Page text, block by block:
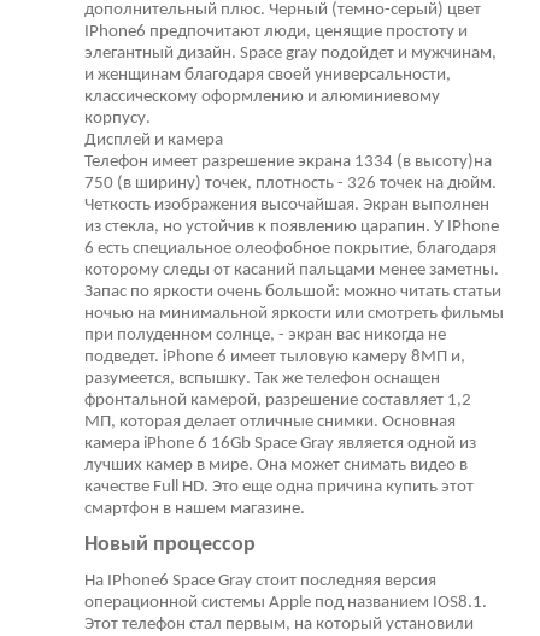
дополнительный плюс. Черный (темно-серый) цвет
IPhone6 предпочитают люди, ценящие простоту и
элегантный дизайн. Space gray подойдет и мужчинам,
и женщинам благодаря своей универсальности,
классическому оформлению и алюминиевому
корпусу.
Дисплей и камера
Телефон имеет разрешение экрана 1334 (в высоту)на
750 (в ширину) точек, плотность - 326 точек на дюйм.
Четкость изображения высочайшая. Экран выполнен
из стекла, но устойчив к появлению царапин. У IPhone
6 есть специальное олеофобное покрытие, благодаря
которому следы от касаний пальцами менее заметны.
Запас по яркости очень большой: можно читать статьи
ночью на минимальной яркости или смотреть фильмы
при полуденном солнце, - экран вас никогда не
подведет. iPhone 6 имеет тыловую камеру 8МП и,
разумеется, вспышку. Так же телефон оснащен
фронтальной камерой, разрешение составляет 1,2
МП, которая делает отличные снимки. Основная
камера iPhone 6 16Gb Space Gray является одной из
лучших камер в мире. Она может снимать видео в
качестве Full HD. Это еще одна причина купить этот
смартфон в нашем магазине.
Новый процессор
На IPhone6 Space Gray стоит последняя версия
операционной системы Apple под названием IOS8.1.
Этот телефон стал первым, на который установили